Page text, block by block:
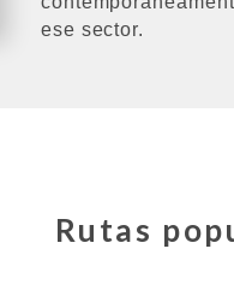
ese sector.
Rutas